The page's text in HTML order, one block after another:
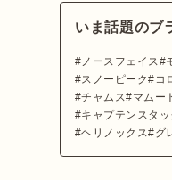
いま話題のブ
ノースフェイス
スノーピーク
コ
チャムス
マムー
キャプテンスタッ
ヘリノックス
グ